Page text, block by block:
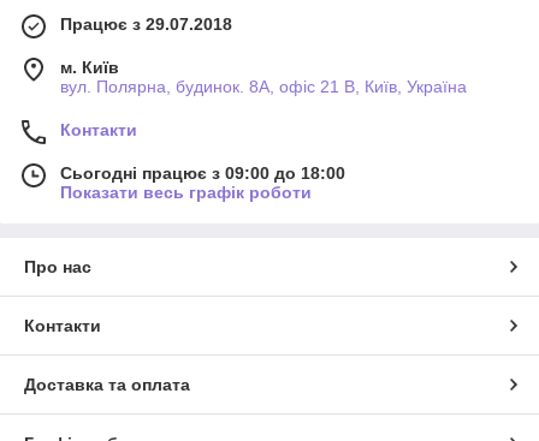
Працює з 29.07.2018
м. Київ
вул. Полярна, будинок. 8А, офіс 21 В, Київ, Україна
Контакти
Сьогодні працює з 09:00 до 18:00
Показати весь графік роботи
Про нас
Контакти
Доставка та оплата